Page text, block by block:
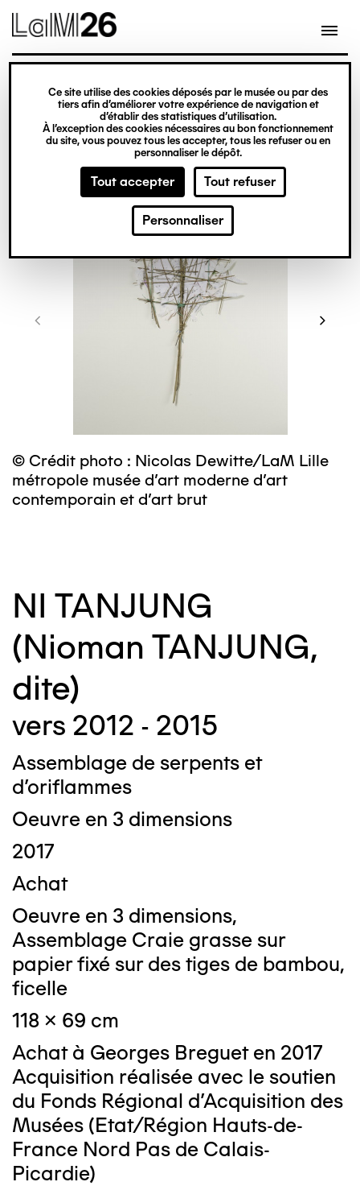
Gestion des cookies
Ce site utilise des cookies déposés par le musée ou par des
tiers afin d’améliorer votre expérience de navigation et
d’établir des statistiques d’utilisation.
À l’exception des cookies nécessaires au bon fonctionnement
du site, vous pouvez tous les accepter, tous les refuser ou en
personnaliser le dépôt.
Tout accepter Tout refuser
Personnaliser
contenu
© Crédit photo : Nicolas Dewitte/LaM Lille
métropole musée d’art moderne d’art
contemporain et d’art brut
NI TANJUNG
(Nioman TANJUNG,
dite)
vers 2012 - 2015
Assemblage de serpents et
d'oriflammes
Oeuvre en 3 dimensions
2017
Achat
Oeuvre en 3 dimensions,
Assemblage Craie grasse sur
papier fixé sur des tiges de bambou,
ficelle
118 x 69 cm
Achat à Georges Breguet en 2017
Acquisition réalisée avec le soutien
du Fonds Régional d’Acquisition des
Musées (Etat/Région Hauts-de-
France Nord Pas de Calais-
Picardie)